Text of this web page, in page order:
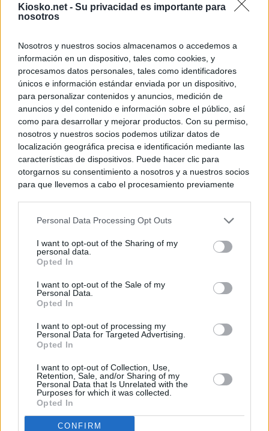
Kiosko.net - Su privacidad es importante para
nosotros
Nosotros y nuestros socios almacenamos o accedemos a
información en un dispositivo, tales como cookies, y
procesamos datos personales, tales como identificadores
únicos e información estándar enviada por un dispositivo,
para personalizar contenidos y anuncios, medición de
anuncios y del contenido e información sobre el público, así
como para desarrollar y mejorar productos. Con su permiso,
nosotros y nuestros socios podemos utilizar datos de
localización geográfica precisa e identificación mediante las
características de dispositivos. Puede hacer clic para
otorgarnos su consentimiento a nosotros y a nuestros socios
para que llevemos a cabo el procesamiento previamente
negar su consentimiento. Tenga en cuenta que algún
de su consentimiento, pero usted tiene el derecho de
rechazar tal procesamiento. Sus preferencias se aplicarán
cualquier momento entrando de nuevo en este sitio web o
visitando nuestra política de privacidad.
Personal Data Processing Opt Outs
I want to opt-out of the Sharing of my
personal data.
Opted In
I want to opt-out of the Sale of my
Personal Data.
Opted In
I want to opt-out of processing my
Personal Data for Targeted Advertising.
Opted In
I want to opt-out of Collection, Use,
Retention, Sale, and/or Sharing of my
Personal Data that Is Unrelated with the
Purposes for which it was collected.
Opted In
CONFIRM